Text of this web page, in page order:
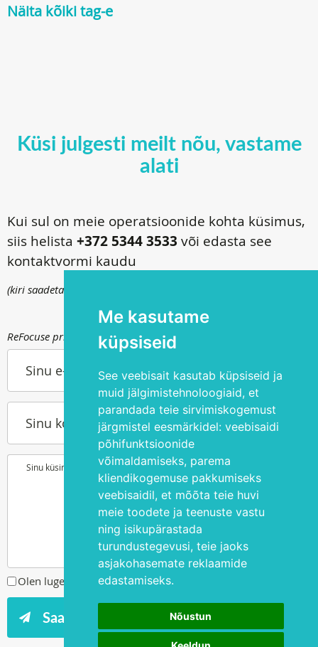
Me kasutame
küpsiseid
See veebisait kasutab küpsiseid ja
muid jälgimistehnoloogiaid, et
parandada teie sirvimiskogemust
järgmistel eesmärkidel: veebisaidi
põhifunktsioonide
võimaldamiseks, parema
kliendikogemuse pakkumiseks
veebisaidil, et mõõta teie huvi
meie toodete ja teenuste vastu
ning isikupärastada
turundustegevusi, teie jaoks
asjakohasemate reklaamide
edastamiseks.
Nõustun
Näita kõiki tag-e
Küsi julgesti meilt nõu, vastame
alati
Kui sul on meie operatsioonide kohta küsimus,
siis helista +372 5344 3533 või edasta see
kontaktvormi kaudu
(kiri saadetakse
ReFocuse privaatsuspoliitika kohta saad lugeda
Sinu e-post
Sinu kontakttelefon
Sinu küsimus või soov
Olen lugenud ja nõustunprivaatsuspoliitikaga